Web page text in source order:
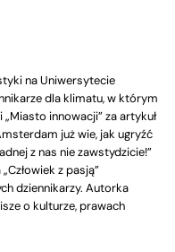
na Uniwersytecie
dla klimatu, w którym
innowacji” za artykuł
już wie, jak ugryźć
z nas nie zawstydzicie!”
z pasją”
dziennikarzy. Autorka
o kulturze, prawach